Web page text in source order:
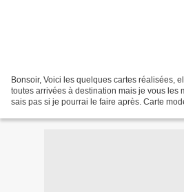
Bonsoir, Voici les quelques cartes réalisées,
toutes arrivées à destination mais je vous les
sais pas si je pourrai le faire après. Carte